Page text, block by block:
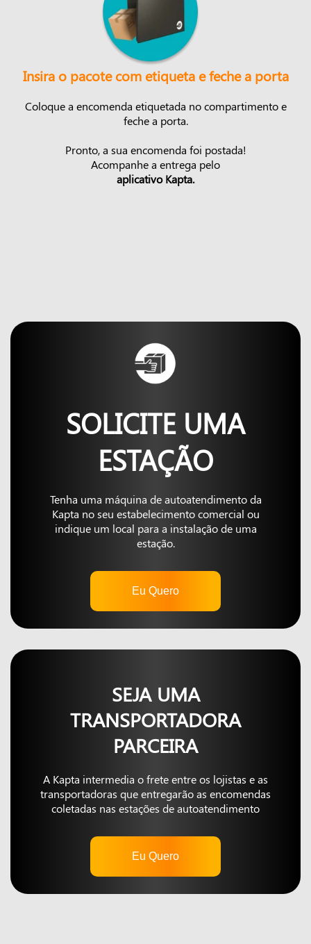
Insira o pacote com etiqueta e feche a porta
Coloque a encomenda etiquetada no compartimento e
feche a porta.
Pronto, a sua encomenda foi postada!
Acompanhe a entrega pelo
aplicativo Kapta.
SOLICITE UMA
ESTAÇÃO
Tenha uma máquina de autoatendimento da
Kapta no seu estabelecimento comercial ou
indique um local para a instalação de uma
estação.
Eu Quero
SEJA UMA
TRANSPORTADORA
PARCEIRA
A Kapta intermedia o frete entre os lojistas e as
transportadoras que entregarão as encomendas
coletadas nas estações de autoatendimento
Eu Quero